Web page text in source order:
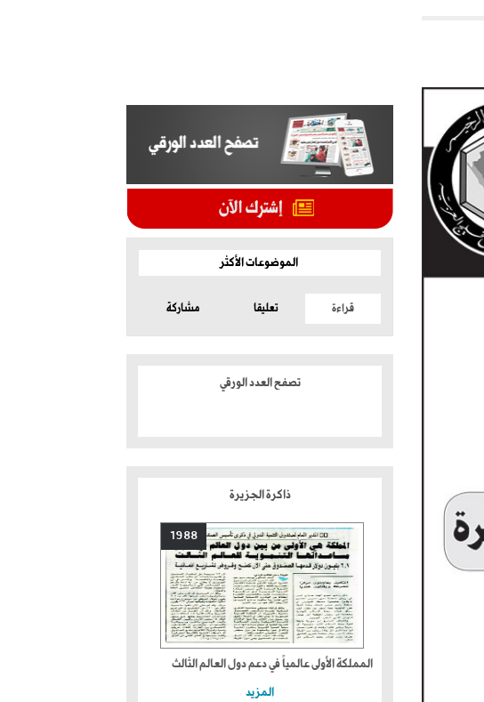
الموضوعات الأكثر
قراءة تعليقا مشاركة
تصفح العدد الورقي
ذاكرة الجزيرة
1988
المملكة الأولى عالمياً في دعم دول العالم الثالث
المزيد